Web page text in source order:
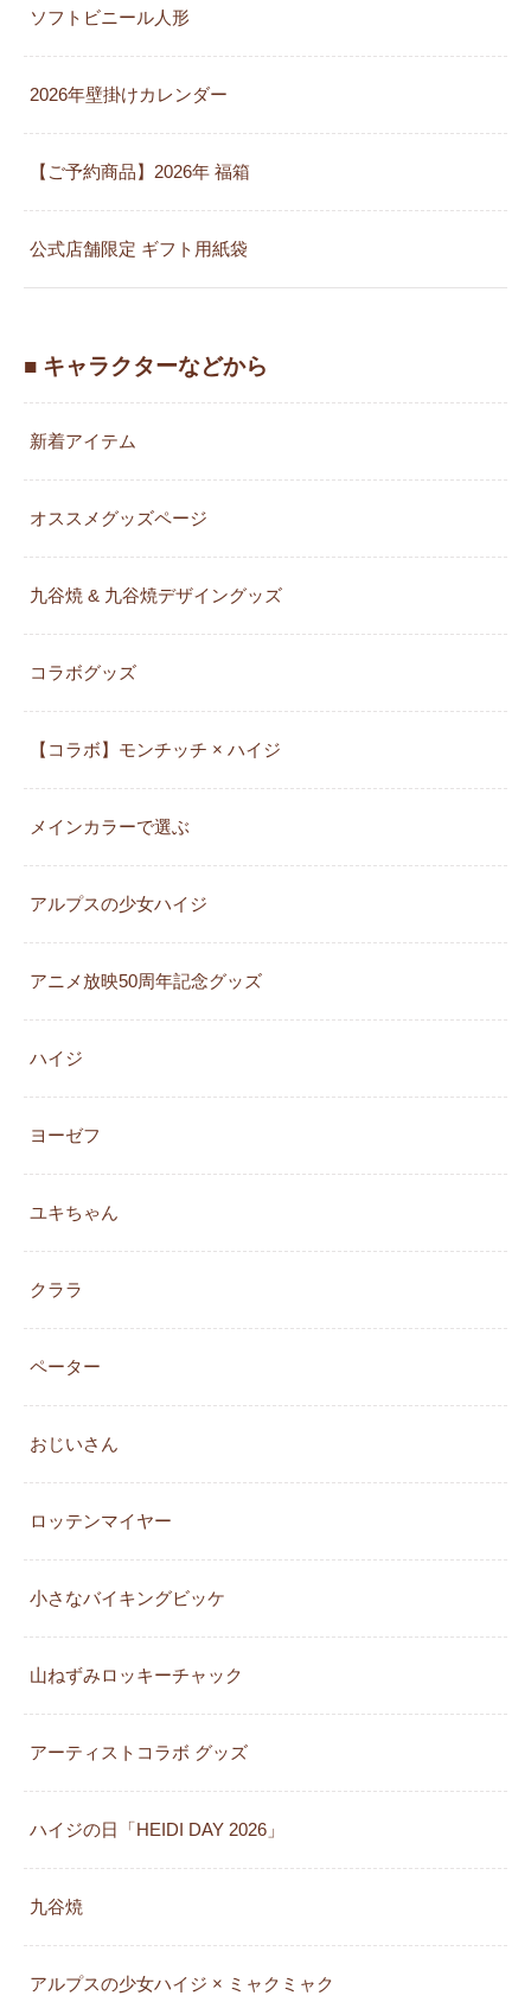
ソフトビニール人形
2026年壁掛けカレンダー
【ご予約商品】2026年 福箱
公式店舗限定 ギフト用紙袋
■ キャラクターなどから
新着アイテム
オススメグッズページ
九谷焼 & 九谷焼デザイングッズ
コラボグッズ
【コラボ】モンチッチ × ハイジ
メインカラーで選ぶ
アルプスの少女ハイジ
アニメ放映50周年記念グッズ
ハイジ
ヨーゼフ
ユキちゃん
クララ
ペーター
おじいさん
ロッテンマイヤー
小さなバイキングビッケ
山ねずみロッキーチャック
アーティストコラボ グッズ
ハイジの日「HEIDI DAY 2026」
九谷焼
アルプスの少女ハイジ × ミャクミャク